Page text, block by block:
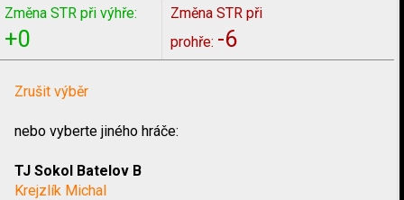
Změna STR při výhře:
+0
Změna STR při
prohře: -6
Zrušit výběr
nebo vyberte jiného hráče:
TJ Sokol Batelov B
Krejzlík Michal